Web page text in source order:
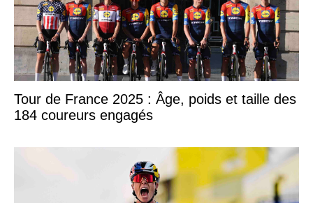
Tour de France 2025 : Âge, poids et taille des
184 coureurs engagés